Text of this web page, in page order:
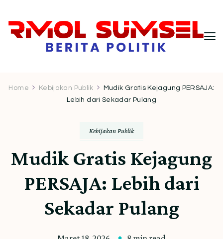
Indonesia untuk Pembaca Kritis
Home Kebijakan Publik
Mudik Gratis Kejagung PERSAJA:
Lebih dari Sekadar Pulang
Kebijakan Publik
Mudik Gratis Kejagung
PERSAJA: Lebih dari
Sekadar Pulang